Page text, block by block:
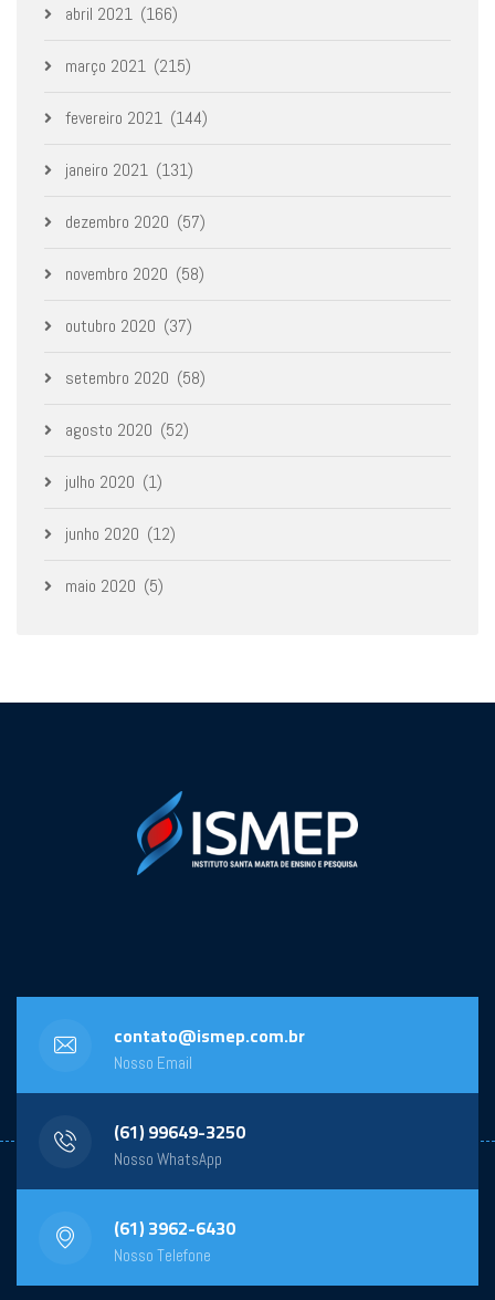
abril 2021 (166)
março 2021 (215)
fevereiro 2021 (144)
janeiro 2021 (131)
dezembro 2020 (57)
novembro 2020 (58)
outubro 2020 (37)
setembro 2020 (58)
agosto 2020 (52)
julho 2020 (1)
junho 2020 (12)
maio 2020 (5)
contato@ismep.com.br
Nosso Email
(61) 99649-3250
Nosso WhatsApp
(61) 3962-6430
Nosso Telefone